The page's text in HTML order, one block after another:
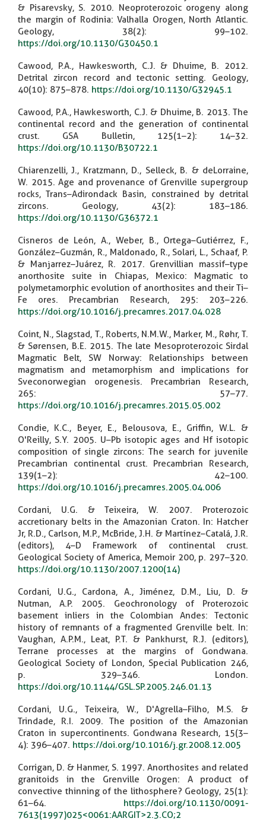
& Pisarevsky, S. 2010. Neoproterozoic orogeny along
the margin of Rodinia: Valhalla Orogen, North Atlantic.
Geology, 38(2): 99–102.
https://doi.org/10.1130/G30450.1
Cawood, P.A., Hawkesworth, C.J. & Dhuime, B. 2012.
Detrital zircon record and tectonic setting. Geology,
40(10): 875–878. https://doi.org/10.1130/G32945.1
Cawood, P.A., Hawkesworth, C.J. & Dhuime, B. 2013. The
continental record and the generation of continental
crust. GSA Bulletin, 125(1–2): 14–32.
https://doi.org/10.1130/B30722.1
Chiarenzelli, J., Kratzmann, D., Selleck, B. & deLorraine,
W. 2015. Age and provenance of Grenville supergroup
rocks, Trans–Adirondack Basin, constrained by detrital
zircons. Geology, 43(2): 183–186.
https://doi.org/10.1130/G36372.1
Cisneros de León, A., Weber, B., Ortega–Gutiérrez, F.,
González–Guzmán, R., Maldonado, R., Solari, L., Schaaf, P.
& Manjarrez–Juárez, R. 2017. Grenvillian massif–type
anorthosite suite in Chiapas, Mexico: Magmatic to
polymetamorphic evolution of anorthosites and their Ti–
Fe ores. Precambrian Research, 295: 203–226.
https://doi.org/10.1016/j.precamres.2017.04.028
Coint, N., Slagstad, T., Roberts, N.M.W., Marker, M., Røhr, T.
& Sørensen, B.E. 2015. The late Mesoproterozoic Sirdal
Magmatic Belt, SW Norway: Relationships between
magmatism and metamorphism and implications for
Sveconorwegian orogenesis. Precambrian Research,
265: 57–77.
https://doi.org/10.1016/j.precamres.2015.05.002
Condie, K.C., Beyer, E., Belousova, E., Griffin, W.L. &
O'Reilly, S.Y. 2005. U–Pb isotopic ages and Hf isotopic
composition of single zircons: The search for juvenile
Precambrian continental crust. Precambrian Research,
139(1–2): 42–100.
https://doi.org/10.1016/j.precamres.2005.04.006
Cordani, U.G. & Teixeira, W. 2007. Proterozoic
accretionary belts in the Amazonian Craton. In: Hatcher
Jr, R.D., Carlson, M.P., McBride, J.H. & Martínez–Catalá, J.R.
(editors), 4–D Framework of continental crust.
Geological Society of America, Memoir 200, p. 297–320.
https://doi.org/10.1130/2007.1200(14)
Cordani, U.G., Cardona, A., Jiménez, D.M., Liu, D. &
Nutman, A.P. 2005. Geochronology of Proterozoic
basement inliers in the Colombian Andes: Tectonic
history of remnants of a fragmented Grenville belt. In:
Vaughan, A.P.M., Leat, P.T. & Pankhurst, R.J. (editors),
Terrane processes at the margins of Gondwana.
Geological Society of London, Special Publication 246,
p. 329–346. London.
https://doi.org/10.1144/GSL.SP.2005.246.01.13
Cordani, U.G., Teixeira, W., D'Agrella–Filho, M.S. &
Trindade, R.I. 2009. The position of the Amazonian
Craton in supercontinents. Gondwana Research, 15(3–
4): 396–407. https://doi.org/10.1016/j.gr.2008.12.005
Corrigan, D. & Hanmer, S. 1997. Anorthosites and related
granitoids in the Grenville Orogen: A product of
convective thinning of the lithosphere? Geology, 25(1):
61–64. https://doi.org/10.1130/0091-
7613(1997)025<0061:AARGIT>2.3.CO;2